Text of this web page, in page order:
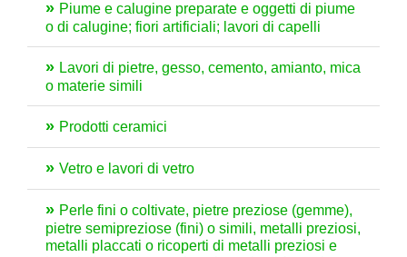
Piume e calugine preparate e oggetti di piume
o di calugine; fiori artificiali; lavori di capelli
Lavori di pietre, gesso, cemento, amianto, mica
o materie simili
Prodotti ceramici
Vetro e lavori di vetro
Perle fini o coltivate, pietre preziose (gemme),
pietre semipreziose (fini) o simili, metalli preziosi,
metalli placcati o ricoperti di metalli preziosi e